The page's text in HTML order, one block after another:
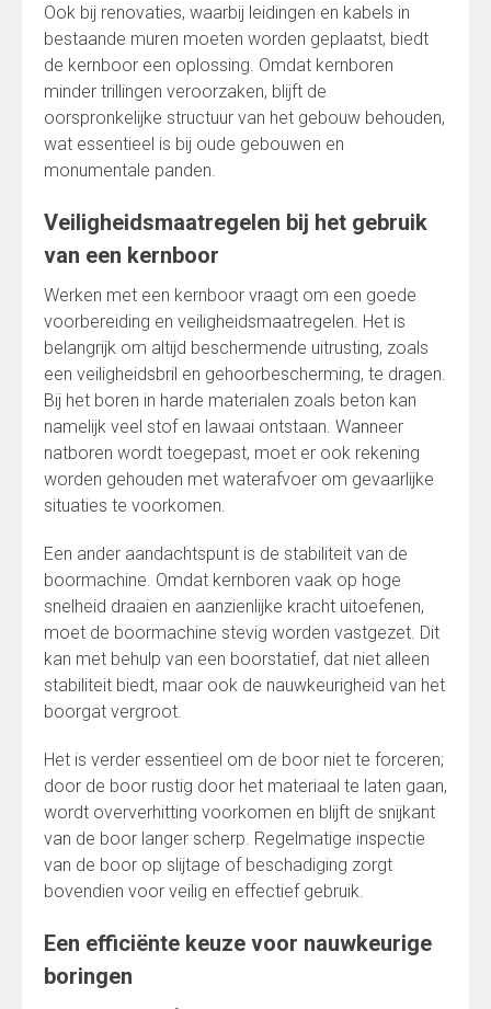
Ook bij renovaties, waarbij leidingen en kabels in
bestaande muren moeten worden geplaatst, biedt
de kernboor een oplossing. Omdat kernboren
minder trillingen veroorzaken, blijft de
oorspronkelijke structuur van het gebouw behouden,
wat essentieel is bij oude gebouwen en
monumentale panden.
Veiligheidsmaatregelen bij het gebruik
van een kernboor
Werken met een kernboor vraagt om een goede
voorbereiding en veiligheidsmaatregelen. Het is
belangrijk om altijd beschermende uitrusting, zoals
een veiligheidsbril en gehoorbescherming, te dragen.
Bij het boren in harde materialen zoals beton kan
namelijk veel stof en lawaai ontstaan. Wanneer
natboren wordt toegepast, moet er ook rekening
worden gehouden met waterafvoer om gevaarlijke
situaties te voorkomen.
Een ander aandachtspunt is de stabiliteit van de
boormachine. Omdat kernboren vaak op hoge
snelheid draaien en aanzienlijke kracht uitoefenen,
moet de boormachine stevig worden vastgezet. Dit
kan met behulp van een boorstatief, dat niet alleen
stabiliteit biedt, maar ook de nauwkeurigheid van het
boorgat vergroot.
Het is verder essentieel om de boor niet te forceren;
door de boor rustig door het materiaal te laten gaan,
wordt oververhitting voorkomen en blijft de snijkant
van de boor langer scherp. Regelmatige inspectie
van de boor op slijtage of beschadiging zorgt
bovendien voor veilig en effectief gebruik.
Een efficiënte keuze voor nauwkeurige
boringen